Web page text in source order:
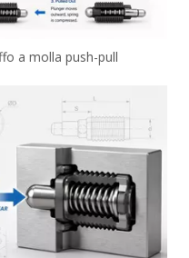
a molla push-pull